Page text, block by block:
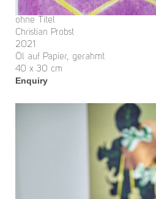
ohne Titel
Christian Probst
2021
Öl auf Papier, gerahmt
40 x 30 cm
Enquiry